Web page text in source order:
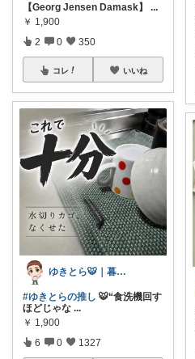
【Georg Jensen Damask】
...
￥ 1,900
2 0 350
コレ いいね
ゆきとら🐯｜暮らしをラクにしたいパパ
#ゆきとらの推し 🐯“食洗機回す
ほどじゃな ...
￥ 1,900
6 0 1327